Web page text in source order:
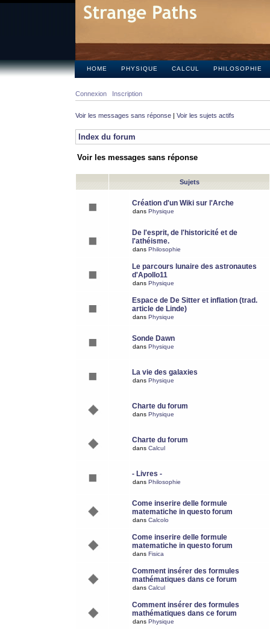
HOME PHYSIQUE CALCUL PHILOSOPHIE
Connexion Inscription
Voir les messages sans réponse | Voir les sujets actifs
Index du forum
Voir les messages sans réponse
Sujets
Création d'un Wiki sur l'Arche
dans Physique
De l'esprit, de l'historicité et de
l'athéisme.
dans Philosophie
Le parcours lunaire des astronautes
d'Apollo11
dans Physique
Espace de De Sitter et inflation (trad.
article de Linde)
dans Physique
Sonde Dawn
dans Physique
La vie des galaxies
dans Physique
Charte du forum
dans Physique
Charte du forum
dans Calcul
- Livres -
dans Philosophie
Come inserire delle formule
matematiche in questo forum
dans Calcolo
Come inserire delle formule
matematiche in questo forum
dans Fisica
Comment insérer des formules
mathématiques dans ce forum
dans Calcul
Comment insérer des formules
mathématiques dans ce forum
dans Physique